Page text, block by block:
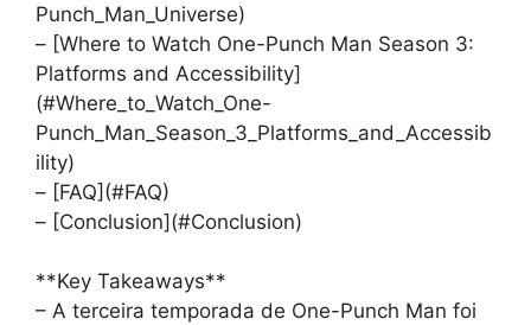
Punch_Man_Universe)
– [Where to Watch One-Punch Man Season 3:
Platforms and Accessibility]
(#Where_to_Watch_One-
Punch_Man_Season_3_Platforms_and_Accessib
ility)
– [FAQ](#FAQ)
– [Conclusion](#Conclusion)
**Key Takeaways**
– A terceira temporada de One-Punch Man foi